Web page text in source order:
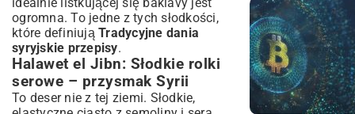
ogromna. To jedne z tych słodkości,
które definiują Tradycyjne dania
syryjskie przepisy.
Halawet el Jibn: Słodkie rolki
serowe – przysmak Syrii
To deser nie z tej ziemi. Słodkie,